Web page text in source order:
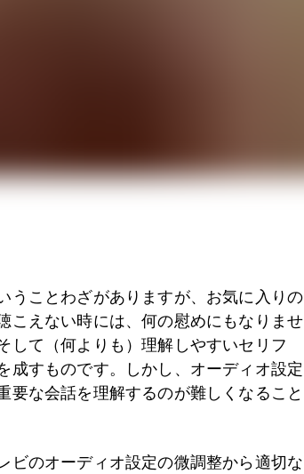
うことわざがありますが、お気に入りの
こえない時には、何の慰めにもなりませ
して（何よりも）理解しやすいセリフ
成すものです。しかし、オーディオ設定
要な会話を理解するのが難しくなること
ビのオーディオ設定の微調整から適切な